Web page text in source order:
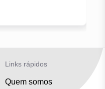
Links rápidos
Quem somos